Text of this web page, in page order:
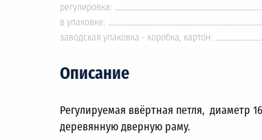
регулировка:
в упаковке:
заводская упаковка - коробка, картон:
Описание
Регулируемая ввёртная петля, диаметр
деревянную дверную раму.